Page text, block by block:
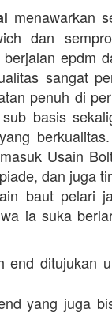
menawarkan
dan
epdm
sangat
penuh di
basis
Usain
dan juga
baut pelari
ia suka
end ditujukan
yang juga